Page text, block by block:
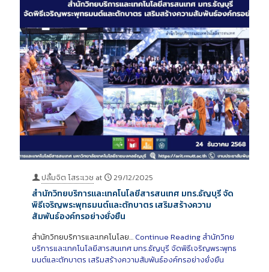
ปลื้มจิต โสระเวช at 29/12/2025
สำนักวิทยบริการและเทคโนโลยีสารสนเทศ มทร.ธัญบุรี จัด
พิธีเจริญพระพุทธมนต์และตักบาตร เสริมสร้างความ
สัมพันธ์องค์กรอย่างยั่งยืน
สำนักวิทยบริการและเทคโนโลย… Continue Reading สำนักวิทย
บริการและเทคโนโลยีสารสนเทศ มทร.ธัญบุรี จัดพิธีเจริญพระพุทธ
มนต์และตักบาตร เสริมสร้างความสัมพันธ์องค์กรอย่างยั่งยืน